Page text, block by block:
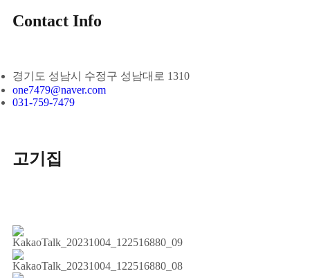
Contact Info
경기도 성남시 수정구 성남대로 1310
one7479@naver.com
031-759-7479
고기집